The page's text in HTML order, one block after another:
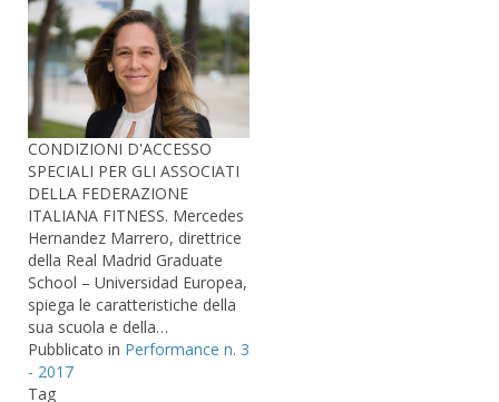
CONDIZIONI D'ACCESSO
SPECIALI PER GLI ASSOCIATI
DELLA FEDERAZIONE
ITALIANA FITNESS. Mercedes
Hernandez Marrero, direttrice
della Real Madrid Graduate
School – Universidad Europea,
spiega le caratteristiche della
sua scuola e della…
Pubblicato in Performance n. 3
- 2017
Tag